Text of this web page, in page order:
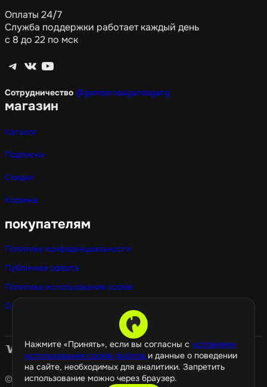
Нажмите «Принять», если вы согласны с условиями
использования cookie-файлов и данные о поведении
на сайте, необходимых для аналитики. Запретить
использование можно через браузер.
Оплаты 24/7
Служба поддержки работает каждый день
с 8 до 22 по мск
Telegram ВКонтакте YouTube
Сотрудничество @gamepropagandagang
магазин
Каталог
Подписки
Скидки
Корзина
покупателям
Политика конфиденциальности
Публичная оферта
Политика использования cookie
Оптовые покупки
© 2026 GamePropaganda